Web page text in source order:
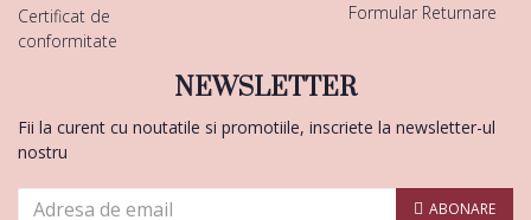
Certificat de
conformitate
Formular Returnare
NEWSLETTER
Fii la curent cu noutatile si promotiile, inscriete la newsletter-ul
nostru
ABONARE